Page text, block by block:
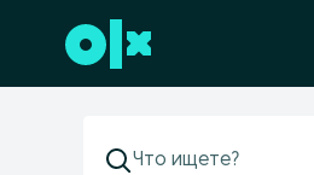
Перейти к нижнему колонтитулу